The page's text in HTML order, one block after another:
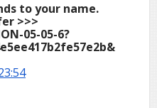
to your name.
>>>
05-05-6?